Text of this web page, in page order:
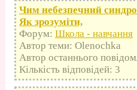
Чим небезпечний
Як зрозуміти,
Форум: Школа - навчання
Автор теми: Olenochka
Автор останнього
Кількість відповідей: 3